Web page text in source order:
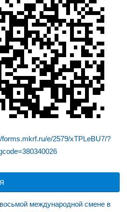
forms.mkrf.ru/e/2579/xTPLeBU7/?
международной смене в